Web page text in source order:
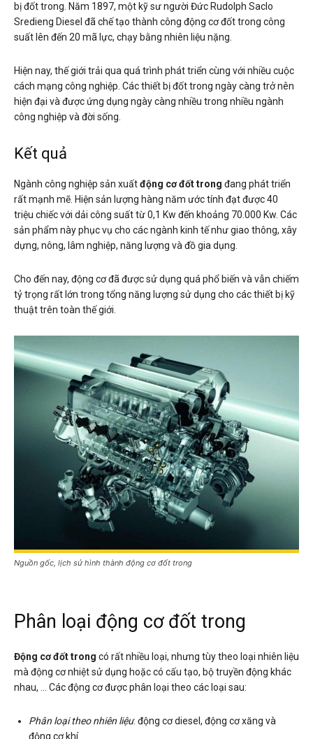
bị đốt trong. Năm 1897, một kỹ sư người Đức Rudolph Saclo
Sredieng Diesel đã chế tạo thành công động cơ đốt trong công
suất lên đến 20 mã lực, chạy bằng nhiên liệu nặng.
Hiện nay, thế giới trải qua quá trình phát triển cùng với nhiều cuộc
cách mạng công nghiệp. Các thiết bị đốt trong ngày càng trở nên
hiện đại và được ứng dụng ngày càng nhiều trong nhiều ngành
công nghiệp và đời sống.
Kết quả
Ngành công nghiệp sản xuấtđộng cơ đốt trong đang phát triển
rất mạnh mẽ. Hiện sản lượng hàng năm ước tính đạt được 40
triệu chiếc với dải công suất từ 0,1 Kw đến khoảng 70.000 Kw. Các
sản phẩm này phục vụ cho các ngành kinh tế như giao thông, xây
dựng, nông, lâm nghiệp, năng lượng và đồ gia dụng.
Cho đến nay, động cơ đã được sử dụng quá phổ biến và vẫn chiếm
tỷ trọng rất lớn trong tổng năng lượng sử dụng cho các thiết bị kỹ
thuật trên toàn thế giới.
Nguồn gốc, lịch sử hình thành động cơ đốt trong
Phân loại động cơ đốt trong
Động cơ đốt trong có rất nhiều loại, nhưng tùy theo loại nhiên liệu
mà động cơ nhiệt sử dụng hoặc có cấu tạo, bộ truyền động khác
nhau, … Các động cơ được phân loại theo các loại sau:
Phân loại theo nhiên liệu: động cơ diesel, động cơ xăng và
động cơ khí .